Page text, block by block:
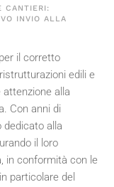
CANTIERI:
INVIO ALLA
il corretto
edili e
alla
Con anni di
dedicato alla
il loro
in conformità con le
particolare del